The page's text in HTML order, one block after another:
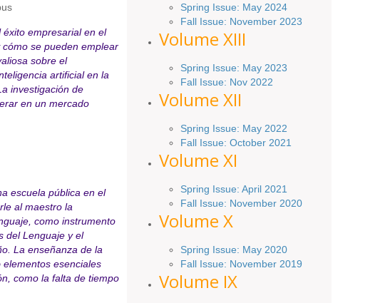
empresarial en el
se pueden emplear
sobre el
artificial en la
investigación de
en un mercado
escuela pública en el
al maestro la
como instrumento
del Lenguaje y el
La enseñanza de la
esenciales
como la falta de tiempo
Spring Issue: May 2024
Fall Issue: November 2023
Volume XIII
Spring Issue: May 2023
Fall Issue: Nov 2022
Volume XII
Spring Issue: May 2022
Fall Issue: October 2021
Volume XI
Spring Issue: April 2021
Fall Issue: November2020
Volume X
Spring Issue: May 2020
Fall Issue: November 2019
Volume IX